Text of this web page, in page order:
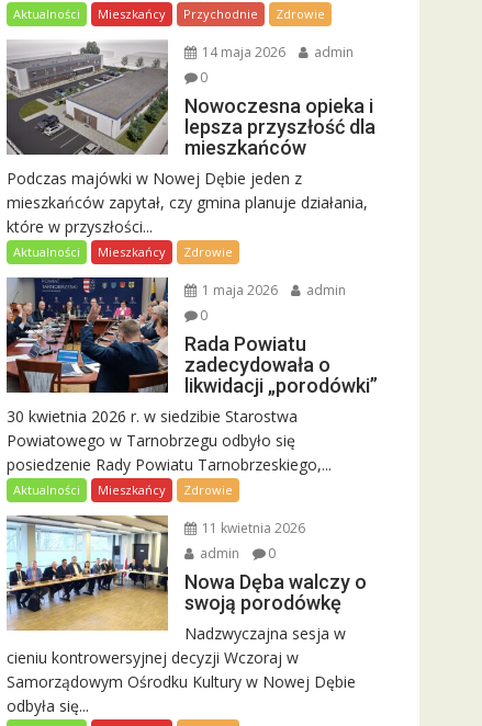
Aktualności Mieszkańcy Przychodnie Zdrowie
14 maja 2026
admin
0
Nowoczesna opieka i
lepsza przyszłość dla
mieszkańców
Podczas majówki w Nowej Dębie jeden z
mieszkańców zapytał, czy gmina planuje działania,
które w przyszłości...
Aktualności Mieszkańcy Zdrowie
1 maja 2026
admin
0
Rada Powiatu
zadecydowała o
likwidacji „porodówki”
30 kwietnia 2026 r. w siedzibie Starostwa
Powiatowego w Tarnobrzegu odbyło się
posiedzenie Rady Powiatu Tarnobrzeskiego,...
Aktualności Mieszkańcy Zdrowie
11 kwietnia 2026
admin
0
Nowa Dęba walczy o
swoją porodówkę
Nadzwyczajna sesja w
cieniu kontrowersyjnej decyzji Wczoraj w
Samorządowym Ośrodku Kultury w Nowej Dębie
odbyła się...